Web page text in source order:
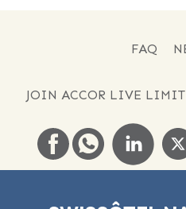
FAQ
JOIN ACCOR LIVE